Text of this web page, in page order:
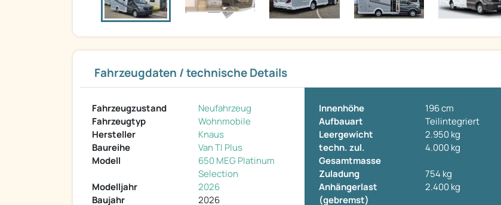
Fahrzeugdaten / technische Details
Fahrzeugzustand
Neufahrzeug
Fahrzeugtyp
Wohnmobile
Hersteller
Knaus
Baureihe
Van TI Plus
Modell
650 MEG Platinum
Selection
Modelljahr
2026
Baujahr
2026
Innenhöhe
196 cm
Aufbauart
Teilintegriert
Leergewicht
2.950 kg
techn. zul.
Gesamtmasse
4.000 kg
Zuladung
754 kg
Anhängerlast
(gebremst)
2.400 kg